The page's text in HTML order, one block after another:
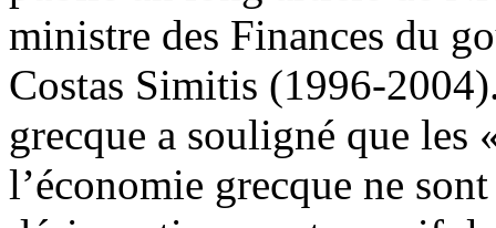
ministre des Finances du
Costas Simitis (1996-
grecque a souligné que les
l’économie grecque ne